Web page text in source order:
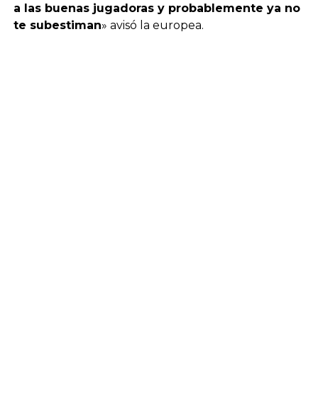
a las buenas jugadoras y probablemente ya no
te subestiman» avisó la europea.